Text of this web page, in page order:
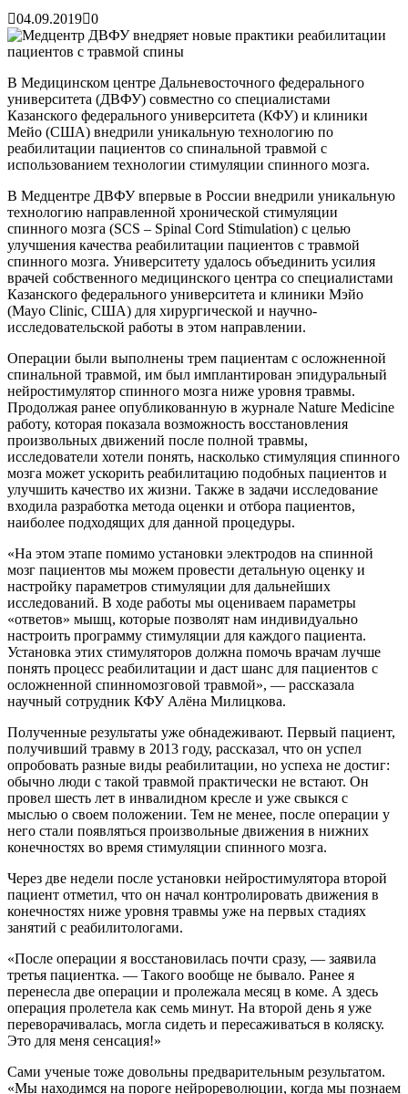
Аксенов Александр Валентинович
Русинов Денис Александрович15.03.2026
04.09.2019 0
В Медицинском центре Дальневосточного федерального
университета (ДВФУ) совместно со специалистами
Казанского федерального университета (КФУ) и клиники
Мейо (США) внедрили уникальную технологию по
реабилитации пациентов со спинальной травмой с
использованием технологии стимуляции спинного мозга.
В Медцентре ДВФУ впервые в России внедрили уникальную
технологию направленной хронической стимуляции
спинного мозга (SCS – Spinal Cord Stimulation) с целью
улучшения качества реабилитации пациентов с травмой
спинного мозга. Университету удалось объединить усилия
врачей собственного медицинского центра со специалистами
Казанского федерального университета и клиники Мэйо
(Mayo Clinic, США) для хирургической и научно-
исследовательской работы в этом направлении.
Операции были выполнены трем пациентам с осложненной
спинальной травмой, им был имплантирован эпидуральный
нейростимулятор спинного мозга ниже уровня травмы.
Продолжая ранее опубликованную в журнале Nature Medicine
работу, которая показала возможность восстановления
произвольных движений после полной травмы,
исследователи хотели понять, насколько стимуляция спинного
мозга может ускорить реабилитацию подобных пациентов и
улучшить качество их жизни. Также в задачи исследование
входила разработка метода оценки и отбора пациентов,
наиболее подходящих для данной процедуры.
«На этом этапе помимо установки электродов на спинной
мозг пациентов мы можем провести детальную оценку и
настройку параметров стимуляции для дальнейших
исследований. В ходе работы мы оцениваем параметры
«ответов» мышц, которые позволят нам индивидуально
настроить программу стимуляции для каждого пациента.
Установка этих стимуляторов должна помочь врачам лучше
понять процесс реабилитации и даст шанс для пациентов с
осложненной спинномозговой травмой», — рассказала
научный сотрудник КФУ Алёна Милицкова.
Полученные результаты уже обнадеживают. Первый пациент,
получивший травму в 2013 году, рассказал, что он успел
опробовать разные виды реабилитации, но успеха не достиг:
обычно люди с такой травмой практически не встают. Он
провел шесть лет в инвалидном кресле и уже свыкся с
мыслью о своем положении. Тем не менее, после операции у
него стали появляться произвольные движения в нижних
конечностях во время стимуляции спинного мозга.
Через две недели после установки нейростимулятора второй
пациент отметил, что он начал контролировать движения в
конечностях ниже уровня травмы уже на первых стадиях
занятий с реабилитологами.
«После операции я восстановилась почти сразу, — заявила
третья пациентка. — Такого вообще не бывало. Ранее я
перенесла две операции и пролежала месяц в коме. А здесь
операция пролетела как семь минут. На второй день я уже
переворачивалась, могла сидеть и пересаживаться в коляску.
Это для меня сенсация!»
Сами ученые тоже довольны предварительным результатом.
«Мы находимся на пороге нейрореволюции, когда мы познаем